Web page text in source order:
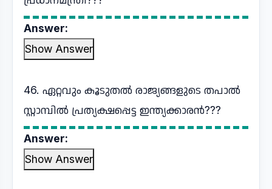
Answer:
Show Answer
46. ഏറ്റവും കൂടുതൽ രാജ്യങ്ങളുടെ തപാൽ
സ്റ്റാമ്പിൽ പ്രത്യക്ഷപ്പെട്ട ഇന്ത്യക്കാരൻ???
Answer:
Show Answer